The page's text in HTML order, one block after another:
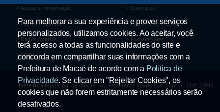
> Acesso à informação
> Plano Plurianual
> Dados Abertos
> LGPD
> Contratos
> Registro de Preços
> Fornecedores
Prefeitura Municipal de Macaé - Av. Presidente Sodré, 534, Centro - CEP: 27913-
080 - Tel.: (22) 2791-9008
Para melhorar a sua experiência e prover serviços
personalizados, utilizamos cookies. Ao aceitar, você
terá acesso a todas as funcionalidades do site e
concorda em compartilhar suas informações com a
Prefeitura de Macaé de acordo com a Política de
Privacidade. Se clicar em "Rejeitar Cookies", os
cookies que não forem estritamente necessários serão
desativados.